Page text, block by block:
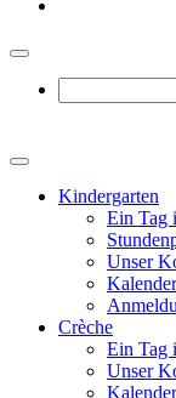
Kindergarten
Ein Tag
Unser
Kalender
Crèche
Ein Tag
Unser
Kalender